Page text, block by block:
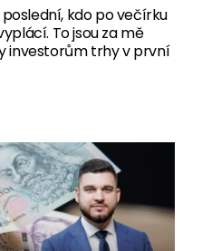
kdo po večírku
To jsou za mě
investorům trhy v první